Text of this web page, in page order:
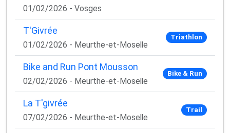
01/02/2026 - Vosges
T'Givrée
01/02/2026 - Meurthe-et-Moselle
Triathlon
Bike and Run Pont Mousson
02/02/2026 - Meurthe-et-Moselle
Bike & Run
La T'givrée
07/02/2026 - Meurthe-et-Moselle
Trail